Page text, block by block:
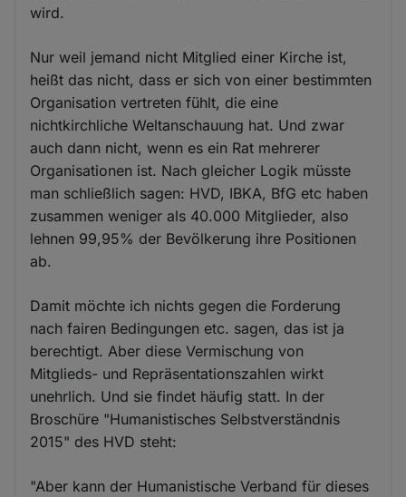
wird.
Nur weil jemand nicht Mitglied einer Kirche ist,
heißt das nicht, dass er sich von einer bestimmten
Organisation vertreten fühlt, die eine
nichtkirchliche Weltanschauung hat. Und zwar
auch dann nicht, wenn es ein Rat mehrerer
Organisationen ist. Nach gleicher Logik müsste
man schließlich sagen: HVD, IBKA, BfG etc haben
zusammen weniger als 40.000 Mitglieder, also
lehnen 99,95% der Bevölkerung ihre Positionen
ab.
Damit möchte ich nichts gegen die Forderung
nach fairen Bedingungen etc. sagen, das ist ja
berechtigt. Aber diese Vermischung von
Mitglieds- und Repräsentationszahlen wirkt
unehrlich. Und sie findet häufig statt. In der
Broschüre "Humanistisches Selbstverständnis
2015" des HVD steht:
"Aber kann der Humanistische Verband für dieses